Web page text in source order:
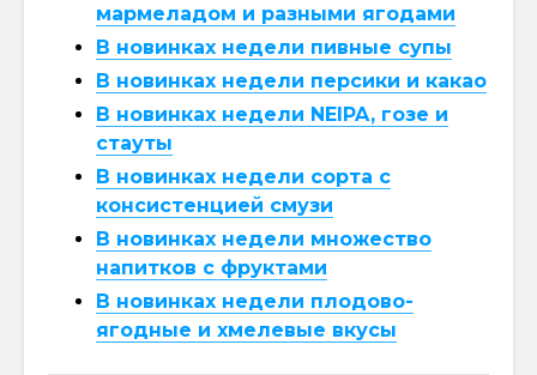
мармеладом и разными ягодами
В новинках недели пивные супы
В новинках недели персики и какао
В новинках недели NEIPA, гозе и
стауты
В новинках недели сорта с
консистенцией смузи
В новинках недели множество
напитков с фруктами
В новинках недели плодово-
ягодные и хмелевые вкусы